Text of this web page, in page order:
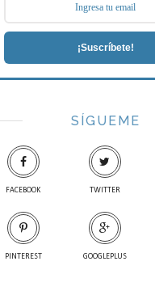
¡Suscríbete!
SÍGUEME
FACEBOOK TWITTER
PINTEREST GOOGLEPLUS